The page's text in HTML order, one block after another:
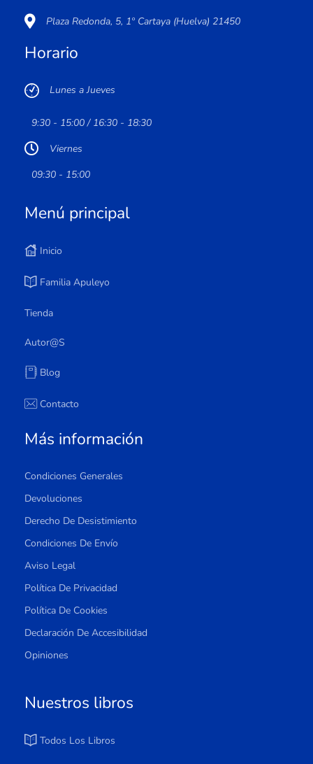
Plaza Redonda, 5, 1º Cartaya (Huelva) 21450
Horario
Lunes a Jueves
9:30 - 15:00 / 16:30 - 18:30
Viernes
09:30 - 15:00
Menú principal
Inicio
Familia Apuleyo
Tienda
Autor@s
Blog
Contacto
Más información
Condiciones Generales
Devoluciones
Derecho De Desistimiento
Condiciones De Envío
Aviso Legal
Política De Privacidad
Política De Cookies
Declaración De Accesibilidad
Opiniones
Nuestros libros
Todos Los Libros